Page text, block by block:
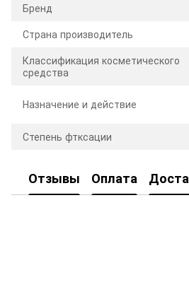
Бренд
Страна производитель
Классификация косметического
средства
Назначение и действие
Степень фтксации
Отзывы Оплата